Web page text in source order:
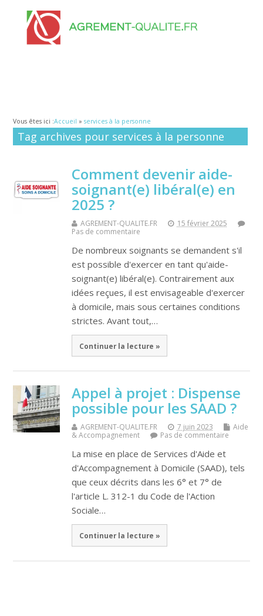
Vous êtes ici :Accueil » services à la personne
Tag archives pour services à la personne
Comment devenir aide-
soignant(e) libéral(e) en
2025 ?
AGREMENT-QUALITE.FR
15 février 2025
Pas de commentaire
De nombreux soignants se demandent s'il
est possible d'exercer en tant qu'aide-
soignant(e) libéral(e). Contrairement aux
idées reçues, il est envisageable d'exercer
à domicile, mais sous certaines conditions
strictes. Avant tout,…
Continuer la lecture »
Appel à projet : Dispense
possible pour les SAAD ?
AGREMENT-QUALITE.FR 7 juin 2023
Aide
& Accompagnement
Pas de commentaire
La mise en place de Services d'Aide et
d'Accompagnement à Domicile (SAAD), tels
que ceux décrits dans les 6° et 7° de
l'article L. 312-1 du Code de l'Action
Sociale…
Continuer la lecture »